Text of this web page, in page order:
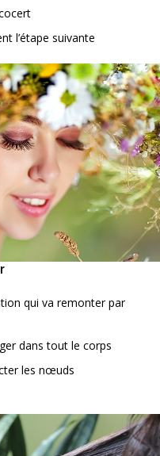
l’étape suivante
qui va remonter par
dans tout le corps
les nœuds